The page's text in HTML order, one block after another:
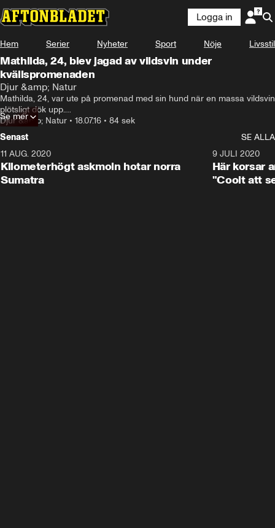
Logga in
Hem Serier Nyheter Sport Nöje Livsstil
Mathilda, 24, blev jagad av vildsvin under
kvällspromenaden
Djur &amp; Natur
Mathilda, 24, var ute på promenad med sin hund när en massa vildsvin
plötsligt dök upp.
Hon blev rädd och sprang – då började djuren jaga henne.
– Jag hade panik, säger hon.
Djur &amp; Natur • 18.07.16 • 84 sek
Se mer
Senast
SE ALLA
11 AUG. 2020
Kilometerhögt askmoln hotar norra
Sumatra
9 JULI 2020
Här korsar
"Coolt att